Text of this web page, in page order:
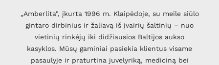
„Amberlita", įkurta 1996 m. Klaipėdoje, su meile siūlo
gintaro dirbinius ir žaliavą iš įvairių šaltinių – nuo
vietinių rinkėjų iki didžiausios Baltijos aukso
kasyklos. Mūsų gaminiai pasiekia klientus visame
pasaulyje ir praturtina juvelyriką, mediciną bei